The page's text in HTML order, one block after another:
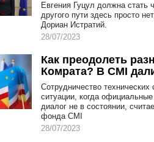
Евгения Гуцул должна стать
другого пути здесь просто
Дориан Истратий.
28/07/2023
Как преодолеть
Комрата? В CMI
Сотрудничество
ситуации, когда
диалог не в состоянии,
фонда CMI
28/07/2023